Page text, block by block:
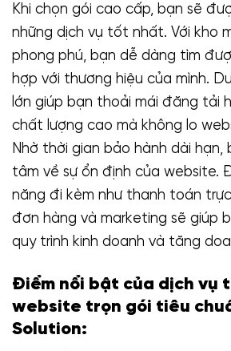
Khi chọn gói cao cấp, bạn sẽ
những dịch vụ tốt nhất. Với kho
phong phú, bạn dễ dàng tìm
hợp với thương hiệu của mình.
lớn giúp bạn thoải mái đăng tải
chất lượng cao mà không lo
Nhờ thời gian bảo hành dài hạn,
tâm về sự ổn định của website.
năng đi kèm như thanh toán
đơn hàng và marketing sẽ giúp
quy trình kinh doanh và tăng
Điểm nổi bật của dịch vụ
website trọn gói tiêu
Solution: